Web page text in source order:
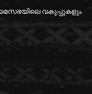
വകുപ്പുകളും